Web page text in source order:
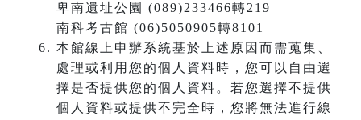
卑南遺址公園 (089)233466轉219
南科考古館 (06)5050905轉8101
本館線上申辦系統基於上述原因而需蒐集、
處理或利用您的個人資料時，您可以自由選
擇是否提供您的個人資料。若您選擇不提供
個人資料或提供不完全時，您將無法進行線